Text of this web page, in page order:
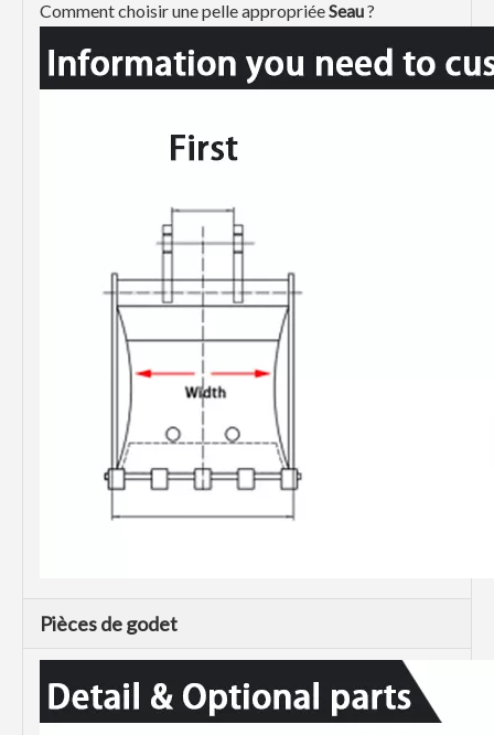
Comment choisir une pelle appropriéeSeau?
Pièces de godet